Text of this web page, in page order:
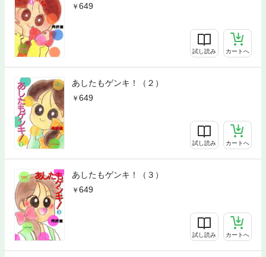
649
試し読み カートへ
あしたもゲンキ！（２）
649
試し読み カートへ
あしたもゲンキ！（３）
649
試し読み カートへ